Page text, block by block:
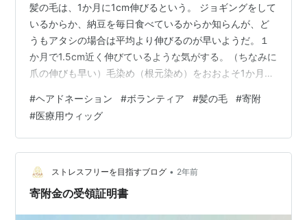
髪の毛は、1か月に1cm伸びるという。 ジョギングをして
いるからか、納豆を毎日食べているからか知らんが、ど
うもアタシの場合は平均より伸びるのが早いようだ。１
か月で1.5cm近く伸びているような気がする。（ちなみに
爪の伸びも早い）毛染め（根元染め）をおおよそ1か月半
いるのが分かる。だいたい3か月で4cm伸びるとすると、
1年で16センチ、2年で32cmという計算か。 そういうわ
けで、2年と4か月ほど伸ばした結果、35cmの毛束が出
来た。なので2年ぶり2回目のヘアドネーションをするこ
ととした。ヘア+ドネーション（寄附）＝髪の毛を寄附す
る。 癌など…
#ヘアドネーション #ボランティア #髪の毛 #寄附
#医療用ウィッグ
ストレスフリーを目指すブログ • 2年前
寄附金の受領証明書